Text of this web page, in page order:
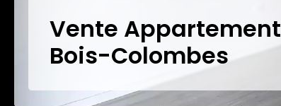
Vente Appartement
Bois-Colombes